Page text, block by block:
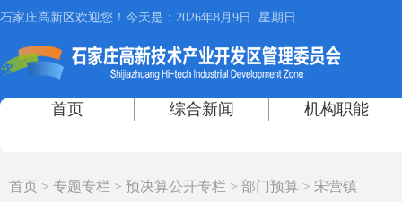
首页 > 专题专栏 > 预决算公开专栏 > 部门预算 > 宋营镇